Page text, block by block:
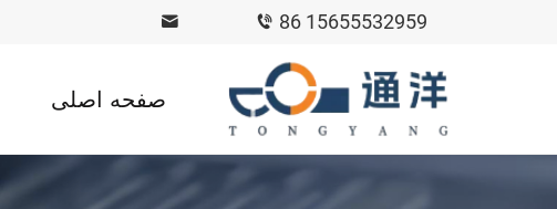
86 15655532959
صفحه اصلی